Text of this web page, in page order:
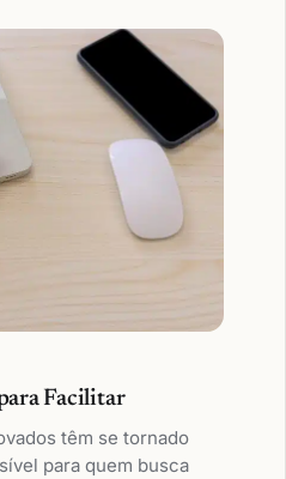
Facilitar
têm se tornado
para quem busca